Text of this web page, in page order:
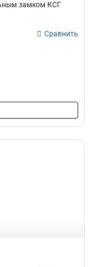
замком КСГ
Сравнить